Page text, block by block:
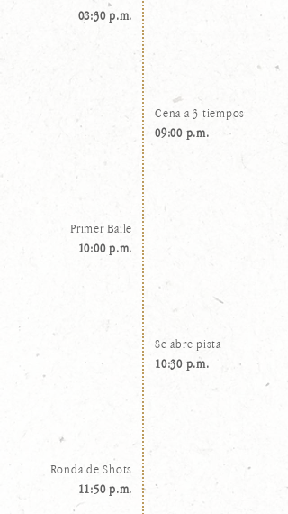
08:30 p.m.
Cena a 3 tiempos
09:00 p.m.
Primer Baile
10:00 p.m.
Se abre pista
10:30 p.m.
Ronda de Shots
11:50 p.m.